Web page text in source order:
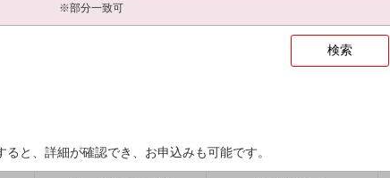
※部分一致可
と、詳細が確認でき、お申込みも可能です。